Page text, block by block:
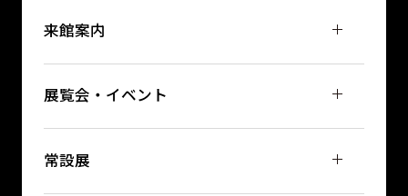
来館案内
展覧会・イベント
常設展